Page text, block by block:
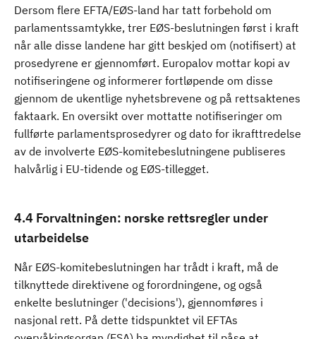
Dersom flere EFTA/EØS-land har tatt forbehold om
parlamentssamtykke, trer EØS-beslutningen først i kraft
når alle disse landene har gitt beskjed om (notifisert) at
prosedyrene er gjennomført. Europalov mottar kopi av
notifiseringene og informerer fortløpende om disse
gjennom de ukentlige nyhetsbrevene og på rettsaktenes
faktaark. En oversikt over mottatte notifiseringer om
fullførte parlamentsprosedyrer og dato for ikrafttredelse
av de involverte EØS-komitebeslutningene publiseres
halvårlig i EU-tidende og EØS-tillegget.
4.4 Forvaltningen: norske rettsregler under
utarbeidelse
Når EØS-komitebeslutningen har trådt i kraft, må de
tilknyttede direktivene og forordningene, og også
enkelte beslutninger ('decisions'), gjennomføres i
nasjonal rett. På dette tidspunktet vil EFTAs